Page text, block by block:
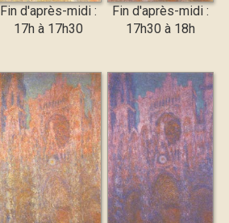
Fin d'après-midi :
17h à 17h30
Fin d'après-midi :
17h30 à 18h